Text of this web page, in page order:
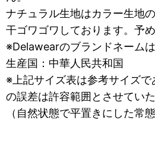
ナチュラル生地はカラー生地
干ゴワゴワしております。予
※Delawearのブランドネームは
生産国：中華人民共和国
※上記サイズ表は参考サイズ
の誤差は許容範囲とさせてい
（自然状態で平置きにした常